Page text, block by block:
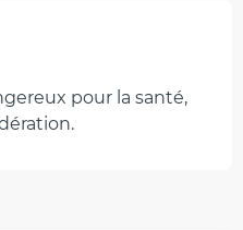
pour la santé,